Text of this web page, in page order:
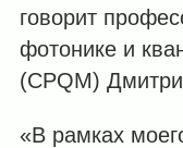
говорит
фотонике и
(CPQM)
«В рамках